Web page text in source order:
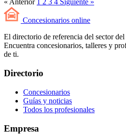
« Anterior 1 2 3 4 Siguiente »
Concesionarios online
El directorio de referencia del sector
Encuentra concesionarios, talleres y
de ti.
Directorio
Concesionarios
Guías y noticias
Todos los profesionales
Empresa